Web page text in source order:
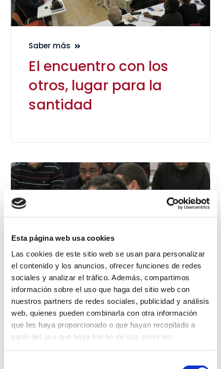
Esta página web usa cookies
Las cookies de este sitio web se usan para personalizar
el contenido y los anuncios, ofrecer funciones de redes
sociales y analizar el tráfico. Además, compartimos
información sobre el uso que haga del sitio web con
nuestros partners de redes sociales, publicidad y análisis
web, quienes pueden combinarla con otra información
que les haya proporcionado o que hayan recopilado a
partir del uso que haya hecho de sus servicios.
Saber más
El encuentro con los
otros, lugar para la
santidad
Saber más
La Iglesia en misión
necesita la santidad
martirial